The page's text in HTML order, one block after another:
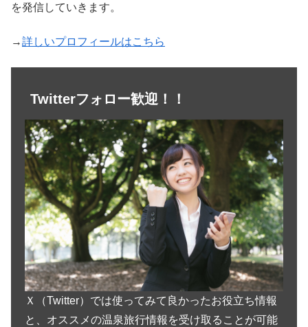
を発信していきます。
→詳しいプロフィールはこちら
Twitterフォロー歓迎！！
Ｘ（Twitter）では使ってみて良かったお役立ち情報
と、オススメの温泉旅行情報を受け取ることが可能